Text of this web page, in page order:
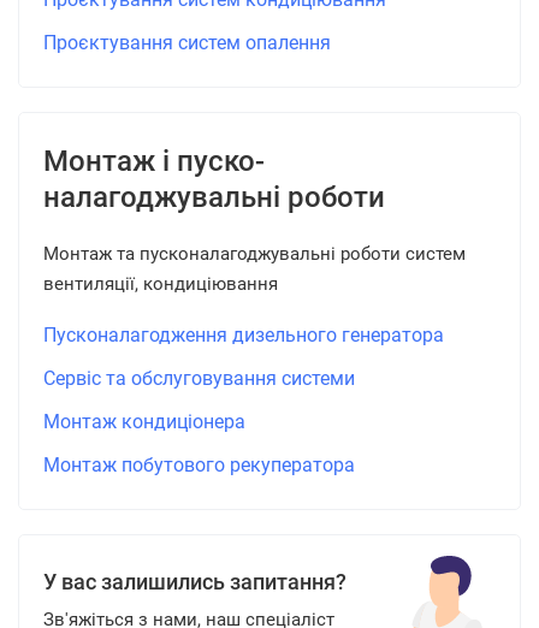
Проєктування систем опалення
Монтаж і пуско-
налагоджувальні роботи
Монтаж та пусконалагоджувальні роботи систем
вентиляції, кондиціювання
Пусконалагодження дизельного генератора
Сервіс та обслуговування системи
Монтаж кондиціонера
Монтаж побутового рекуператора
У вас залишились запитання?
Зв'яжіться з нами, наш спеціаліст